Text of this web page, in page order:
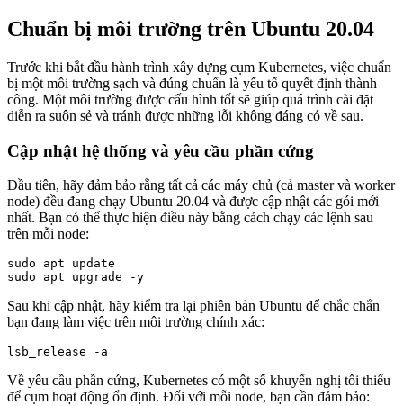
Chuẩn bị môi trường trên Ubuntu 20.04
Trước khi bắt đầu hành trình xây dựng cụm Kubernetes, việc chuẩn
bị một môi trường sạch và đúng chuẩn là yếu tố quyết định thành
công. Một môi trường được cấu hình tốt sẽ giúp quá trình cài đặt
diễn ra suôn sẻ và tránh được những lỗi không đáng có về sau.
Cập nhật hệ thống và yêu cầu phần cứng
Đầu tiên, hãy đảm bảo rằng tất cả các máy chủ (cả master và worker
node) đều đang chạy Ubuntu 20.04 và được cập nhật các gói mới
nhất. Bạn có thể thực hiện điều này bằng cách chạy các lệnh sau
trên mỗi node:
sudo apt update
Sau khi cập nhật, hãy kiểm tra lại phiên bản Ubuntu để chắc chắn
bạn đang làm việc trên môi trường chính xác:
Về yêu cầu phần cứng, Kubernetes có một số khuyến nghị tối thiểu
để cụm hoạt động ổn định. Đối với mỗi node, bạn cần đảm bảo: